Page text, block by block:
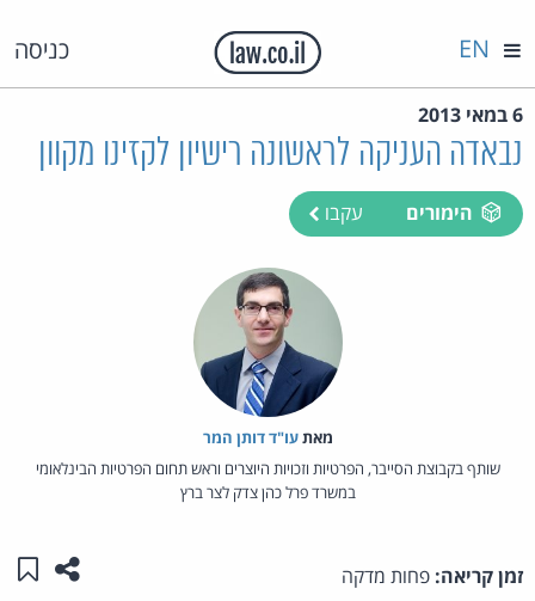
כניסה EN
6 במאי 2013
נבאדה העניקה לראשונה רישיון לקזינו מקוון
הימורים עקבו
מאת‏עו"ד דותן המר
שותף בקבוצת הסייבר, הפרטיות וזכויות היוצרים וראש תחום הפרטיות הבינלאומי
במשרד פרל כהן צדק לצר ברץ
זמן קריאה: פחות מדקה שתפו